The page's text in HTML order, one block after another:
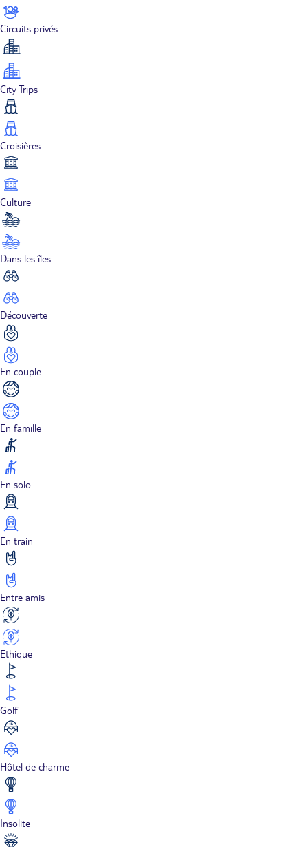
Circuits privés
City Trips
Croisières
Culture
Dans les îles
Découverte
En couple
En famille
En solo
En train
Entre amis
Ethique
Golf
Hôtel de charme
Insolite